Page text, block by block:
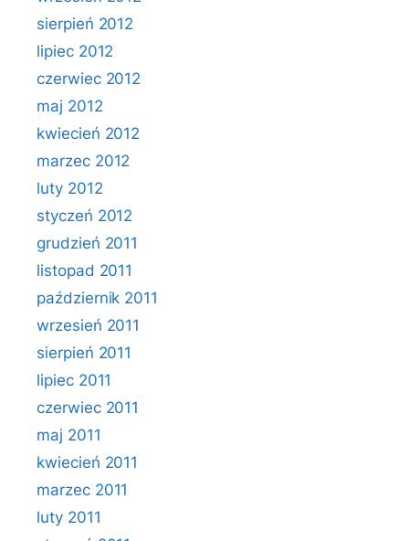
sierpień 2012
lipiec 2012
czerwiec 2012
maj 2012
kwiecień 2012
marzec 2012
luty 2012
styczeń 2012
grudzień 2011
listopad 2011
październik 2011
wrzesień 2011
sierpień 2011
lipiec 2011
czerwiec 2011
maj 2011
kwiecień 2011
marzec 2011
luty 2011